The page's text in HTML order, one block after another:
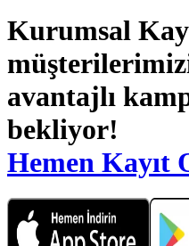
Kurumsal
avantajlı
bekliyor!
Hemen Kayıt